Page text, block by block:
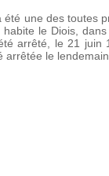
une des toutes
le Diois,
arrêté, le 21
arrêtée le